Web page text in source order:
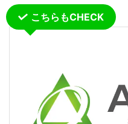
こちらもCHECK